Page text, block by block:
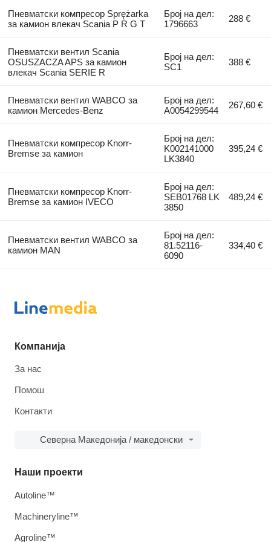
Пневматски компресор Sprężarka
за камион влекач Scania P R G T
Број на дел:
1796663
288 €
Пневматски вентил Scania
OSUSZACZA APS за камион
влекач Scania SERIE R
Број на дел:
SC1
388 €
Пневматски вентил WABCO за
камион Mercedes-Benz
Број на дел:
A0054299544
267,60 €
Пневматски компресор Knorr-
Bremse за камион
Број на дел:
K002141000
LK3840
395,24 €
Пневматски компресор Knorr-
Bremse за камион IVECO
Број на дел:
SEB01768 LK
3850
489,24 €
Пневматски вентил WABCO за
камион MAN
Број на дел:
81.52116-
6090
334,40 €
Компанија
За нас
Помош
Контакти
Северна Македонија / македонски
Наши проекти
Autoline™
Machineryline™
Agroline™